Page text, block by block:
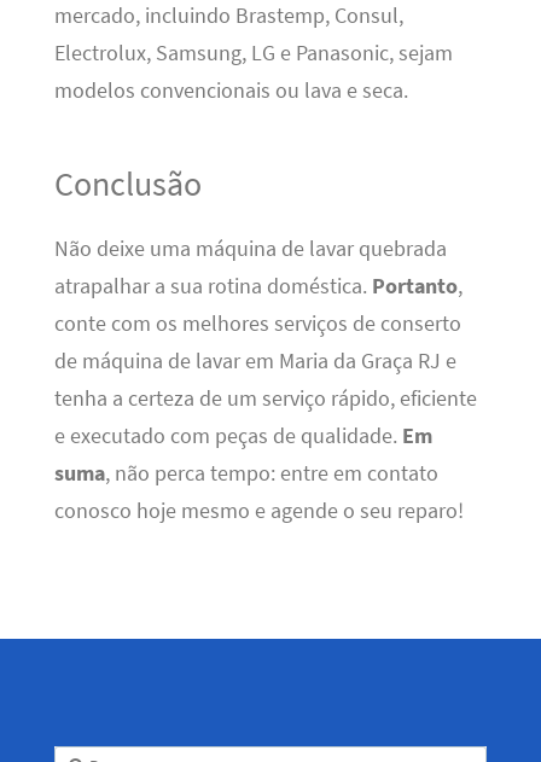
mercado, incluindo Brastemp, Consul,
Electrolux, Samsung, LG e Panasonic, sejam
modelos convencionais ou lava e seca.
Conclusão
Não deixe uma máquina de lavar quebrada
atrapalhar a sua rotina doméstica. Portanto,
conte com os melhores serviços de conserto
de máquina de lavar em Maria da Graça RJ e
tenha a certeza de um serviço rápido, eficiente
e executado com peças de qualidade. Em
suma, não perca tempo: entre em contato
conosco hoje mesmo e agende o seu reparo!